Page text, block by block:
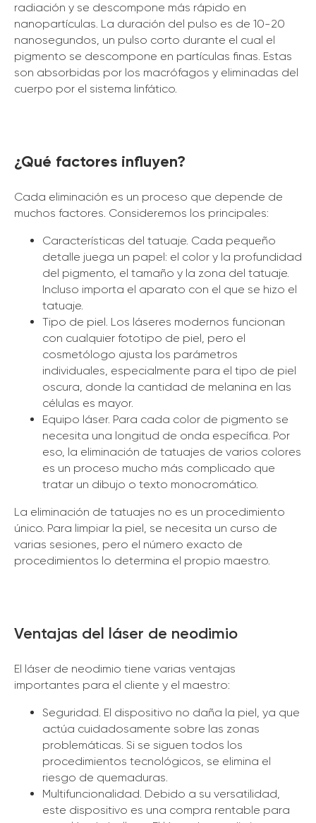
radiación y se descompone más rápido en
nanopartículas. La duración del pulso es de 10-20
nanosegundos, un pulso corto durante el cual el
pigmento se descompone en partículas finas. Estas
son absorbidas por los macrófagos y eliminadas del
cuerpo por el sistema linfático.
¿Qué factores influyen?
Cada eliminación es un proceso que depende de
muchos factores. Consideremos los principales:
Características del tatuaje. Cada pequeño
detalle juega un papel: el color y la profundidad
del pigmento, el tamaño y la zona del tatuaje.
Incluso importa el aparato con el que se hizo el
tatuaje.
Tipo de piel. Los láseres modernos funcionan
con cualquier fototipo de piel, pero el
cosmetólogo ajusta los parámetros
individuales, especialmente para el tipo de piel
oscura, donde la cantidad de melanina en las
células es mayor.
Equipo láser. Para cada color de pigmento se
necesita una longitud de onda específica. Por
eso, la eliminación de tatuajes de varios colores
es un proceso mucho más complicado que
tratar un dibujo o texto monocromático.
La eliminación de tatuajes no es un procedimiento
único. Para limpiar la piel, se necesita un curso de
varias sesiones, pero el número exacto de
procedimientos lo determina el propio maestro.
Ventajas del láser de neodimio
El láser de neodimio tiene varias ventajas
importantes para el cliente y el maestro:
Seguridad. El dispositivo no daña la piel, ya que
actúa cuidadosamente sobre las zonas
problemáticas. Si se siguen todos los
procedimientos tecnológicos, se elimina el
riesgo de quemaduras.
Multifuncionalidad. Debido a su versatilidad,
este dispositivo es una compra rentable para